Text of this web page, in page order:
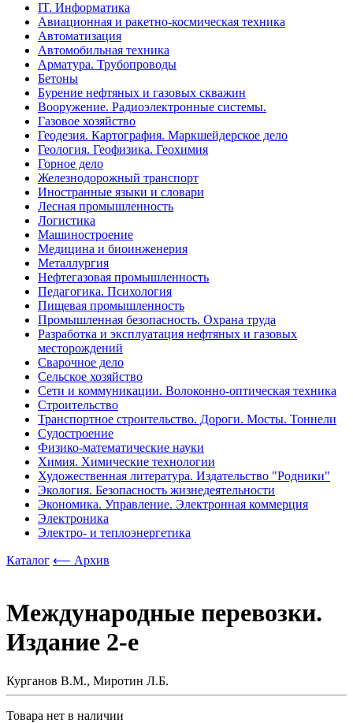
IT. Информатика
Авиационная и ракетно-космическая техника
Автоматизация
Автомобильная техника
Арматура. Трубопроводы
Бетоны
Бурение нефтяных и газовых скважин
Вооружение. Радиоэлектронные системы.
Газовое хозяйство
Геодезия. Картография. Маркшейдерское дело
Геология. Геофизика. Геохимия
Горное дело
Железнодорожный транспорт
Иностранные языки и словари
Лесная промышленность
Логистика
Машиностроение
Медицина и биоинженерия
Металлургия
Нефтегазовая промышленность
Педагогика. Психология
Пищевая промышленность
Промышленная безопасность. Охрана труда
Разработка и эксплуатация нефтяных и газовых
месторождений
Сварочное дело
Сельское хозяйство
Сети и коммуникации. Волоконно-оптическая техника
Строительство
Транспортное строительство. Дороги. Мосты. Тоннели
Судостроение
Физико-математические науки
Химия. Химические технологии
Художественная литература. Издательство "Родники"
Экология. Безопасность жизнедеятельности
Экономика. Управление. Электронная коммерция
Электроника
Электро- и теплоэнергетика
Каталог ⟵ Архив
Международные перевозки.
Издание 2-е
Курганов В.М., Миротин Л.Б.
Товара нет в наличии